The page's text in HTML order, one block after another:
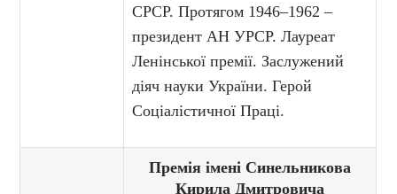
СРСР. Протягом 1946–1962 –
президент АН УРСР. Лауреат
Ленінської премії. Заслужений
діяч науки України. Герой
Соціалістичної Праці.
Премія імені Синельникова
Кирила Дмитровича